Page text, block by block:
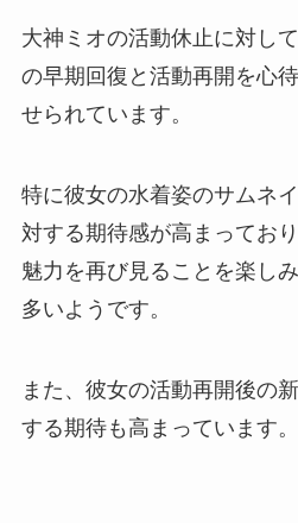
大神ミオの活動休止に対し
の早期回復と活動再開を心
せられています。
特に彼女の水着姿のサムネ
対する期待感が高まってお
魅力を再び見ることを楽し
多いようです。
また、彼女の活動再開後の
する期待も高まっています。